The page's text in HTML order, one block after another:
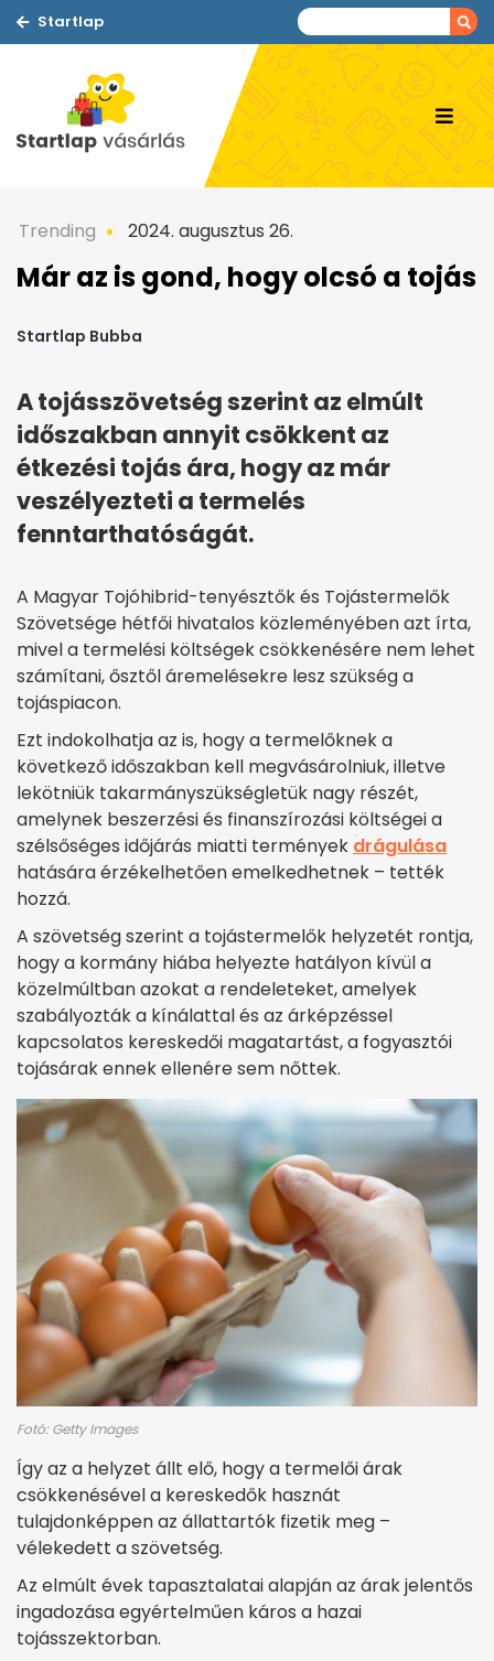
Startlap
Trending 2024. augusztus 26.
Már az is gond, hogy olcsó a tojás
Startlap Bubba
A tojásszövetség szerint az elmúlt
időszakban annyit csökkent az
étkezési tojás ára, hogy az már
veszélyezteti a termelés
fenntarthatóságát.
A Magyar Tojóhibrid-tenyésztők és Tojástermelők
Szövetsége hétfői hivatalos közleményében azt írta,
mivel a termelési költségek csökkenésére nem lehet
számítani, ősztől áremelésekre lesz szükség a
tojáspiacon.
Ezt indokolhatja az is, hogy a termelőknek a
következő időszakban kell megvásárolniuk, illetve
lekötniük takarmányszükségletük nagy részét,
amelynek beszerzési és finanszírozási költségei a
szélsőséges időjárás miatti termények drágulása
hatására érzékelhetően emelkedhetnek – tették
hozzá.
A szövetség szerint a tojástermelők helyzetét rontja,
hogy a kormány hiába helyezte hatályon kívül a
közelmúltban azokat a rendeleteket, amelyek
szabályozták a kínálattal és az árképzéssel
kapcsolatos kereskedői magatartást, a fogyasztói
tojásárak ennek ellenére sem nőttek.
Fotó: Getty Images
Így az a helyzet állt elő, hogy a termelői árak
csökkenésével a kereskedők hasznát
tulajdonképpen az állattartók fizetik meg –
vélekedett a szövetség.
Az elmúlt évek tapasztalatai alapján az árak jelentős
ingadozása egyértelműen káros a hazai
tojásszektorban.